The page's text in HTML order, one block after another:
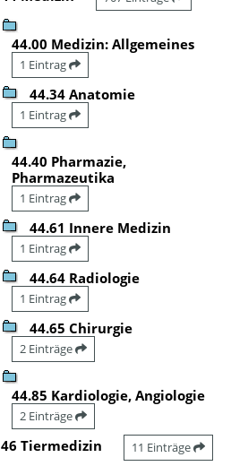
44.00 Medizin: Allgemeines
1 Eintrag
44.34 Anatomie
1 Eintrag
44.40 Pharmazie,
Pharmazeutika
1 Eintrag
44.61 Innere Medizin
1 Eintrag
44.64 Radiologie
1 Eintrag
44.65 Chirurgie
2 Einträge
44.85 Kardiologie, Angiologie
2 Einträge
46 Tiermedizin 11 Einträge